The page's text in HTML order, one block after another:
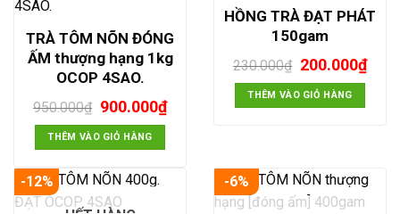
TRÀ TÔM NÕN ĐÓNG
ẤM thượng hạng 1kg
OCOP 4SAO.
950.000₫ Giá
gốc
là:
950.000₫.
900.000₫Giá
hiện
900.000₫.
THÊM VÀO GIỎ HÀNG
HỒNG TRÀ ĐẠT PHÁT
150gam
230.000₫ Giá
gốc
là:
230.000₫.
200.000₫Giá
hiện
THÊM VÀO GIỎ HÀNG
-12%
-6%